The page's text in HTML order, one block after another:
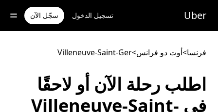
للوصول
المحتوى
Uber تسجيل الدخول سجّل الآن
فرنسا>أوت دو فرانس>
Villeneuve-Saint-Ger
اطلب رحلة الآن أو لاحقًا
في Villeneuve-Saint-